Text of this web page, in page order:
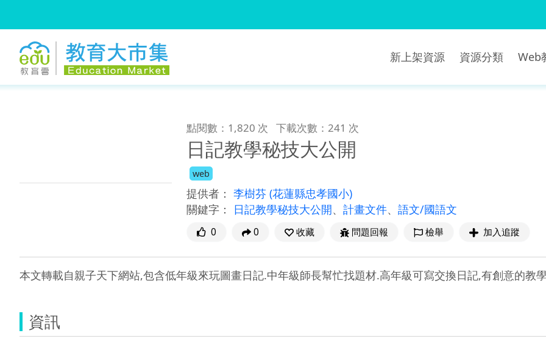
新上架資源 資源分類 Web
點閱數：1,820 次 下載次數：241 次
日記教學秘技大公開
web
提供者： 李樹芬 (花蓮縣忠孝國小)
關鍵字：
日記教學秘技大公開、 計畫文件、 語文/國語文
0 0 收藏 問題回報 檢舉 加入追蹤
本文轉載自親子天下網站,包含低年級來玩圖畫日記.中年級師長幫忙找題材.高年級可寫交換日記,有創意的教
資訊